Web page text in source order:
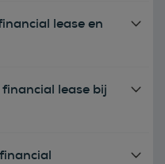
lease en
lease bij